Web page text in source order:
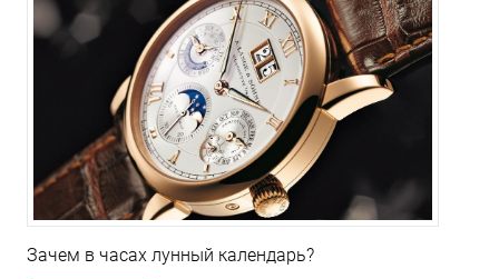
Зачем в часах лунный календарь?